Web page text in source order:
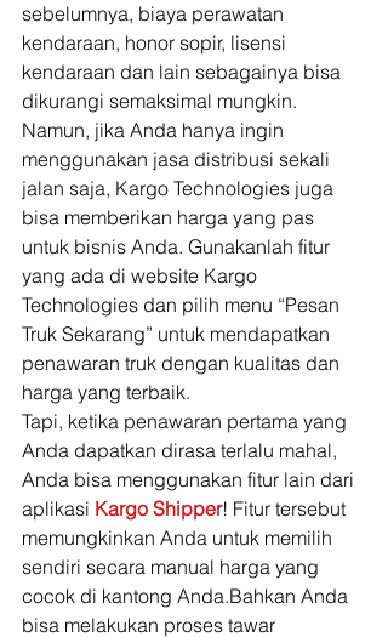
sebelumnya, biaya perawatan
kendaraan, honor sopir, lisensi
kendaraan dan lain sebagainya bisa
dikurangi semaksimal mungkin.
Namun, jika Anda hanya ingin
menggunakan jasa distribusi sekali
jalan saja, Kargo Technologies juga
bisa memberikan harga yang pas
untuk bisnis Anda. Gunakanlah fitur
yang ada di website Kargo
Technologies dan pilih menu “Pesan
Truk Sekarang” untuk mendapatkan
penawaran truk dengan kualitas dan
harga yang terbaik.
Tapi, ketika penawaran pertama yang
Anda dapatkan dirasa terlalu mahal,
Anda bisa menggunakan fitur lain dari
aplikasi Kargo Shipper! Fitur tersebut
memungkinkan Anda untuk memilih
sendiri secara manual harga yang
cocok di kantong Anda.Bahkan Anda
bisa melakukan proses tawar